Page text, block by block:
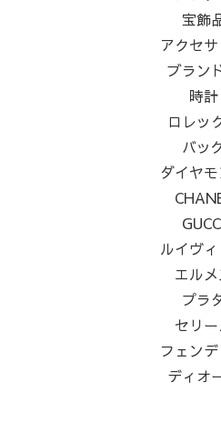
宝飾
アクセ
ブラン
時計
ロレッ
バッ
ダイヤ
ルイヴ
エルメ
プラ
セリー
フェン
ディオ